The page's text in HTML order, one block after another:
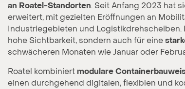
an Roatel-Standorten. Seit Anfang 2023 hat
erweitert, mit gezielten Eröffnungen an
Industriegebieten und
hohe Sichtbarkeit, sondern auch für eine
schwächeren Monaten wie Januar oder
Roatel kombiniert modulare
einen durchgehend digitalen, flexiblen und